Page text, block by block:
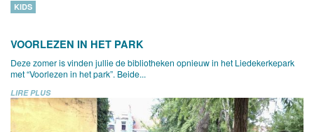
KIDS
VOORLEZEN IN HET PARK
Deze zomer is vinden jullie de bibliotheken opnieuw in het Liedekerkepark
met “Voorlezen in het park”. Beide...
LIRE PLUS